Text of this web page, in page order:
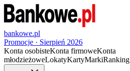
bankowe.pl
Promocje · Sierpień 2026
Konta osobisteKonta firmoweKonta
młodzieżoweLokatyKartyMarkiRanking